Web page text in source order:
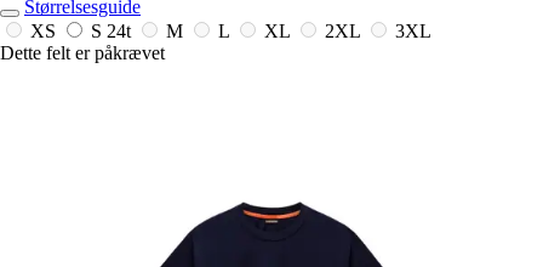
Størrelsesguide
XS
S 24t M L XL 2XL
3XL
Dette felt er påkrævet